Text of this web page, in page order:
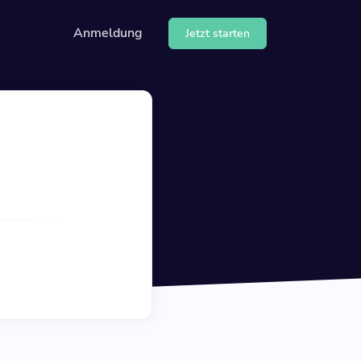
Anmeldung Jetzt starten